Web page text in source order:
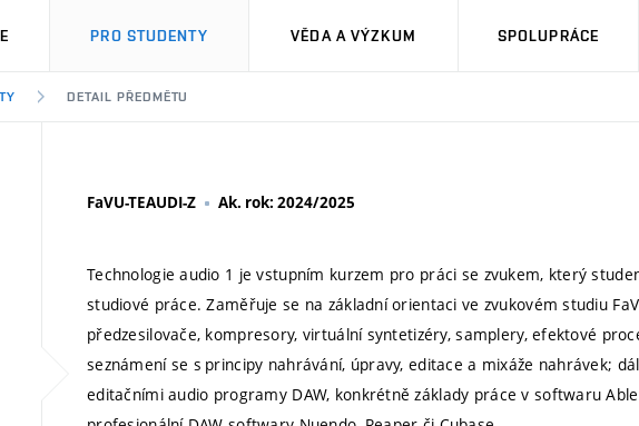
PRO STUDENTY VĚDA A VÝZKUM SPOLUPRÁCE
DETAIL PŘEDMĚTU
FaVU-TEAUDI-Z Ak. rok: 2024/2025
Technologie audio 1 je vstupním kurzem pro práci se zvukem, který
studiové práce. Zaměřuje se na základní orientaci ve zvukovém studiu
předzesilovače, kompresory, virtuální syntetizéry, samplery, efektové
seznámení se s principy nahrávání, úpravy, editace a mixáže nahrávek;
editačními audio programy DAW, konkrétně základy práce v softwaru